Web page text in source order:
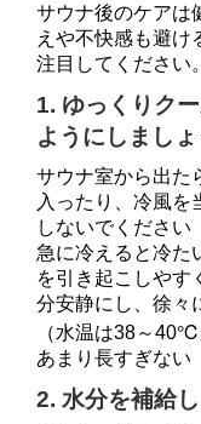
サウナ後のケアは
えや不快感も避け
注目してください。
1. ゆっくりク
ようにしましょ
サウナ室から出た
入ったり、冷風を
しないでください
急に冷えると冷た
を引き起こしやす
分安静にし、徐々
（水温は38～
あまり長すぎない
2. 水分を補給